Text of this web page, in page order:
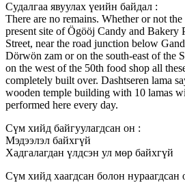
Судалгаа явуулах үеийн байдал :
There are no remains. Whether or not
present site of Ögööj Candy and Bakery
Street, near the road junction below
Dörwön zam or on the south-east of the
on the west of the 50th food shop all
completely built over. Dashtseren lama
wooden temple building with 10 lamas
performed here every day.
Сүм хийд байгуулагдсан он :
Мэдээлэл байхгүй
Хадгалагдан үлдсэн ул мөр байхгүй
Сүм хийд хаагдсан болон нураагдсан